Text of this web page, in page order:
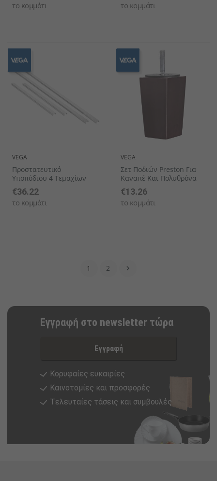
το κομμάτι το κομμάτι
VEGA
Προστατευτικό
Υποπόδιου 4 Τεμαχίων
€36.22
το κομμάτι
VEGA
Σετ Ποδιών Preston Για
Καναπέ Και Πολυθρόνα
€13.26
το κομμάτι
1 2 
Εγγραφή στο newsletter τώρα
Εγγραφή
Κορυφαίες ευκαιρίες
Καινοτομίες και προσφορές
Tελευταίες τάσεις και συμβουλές